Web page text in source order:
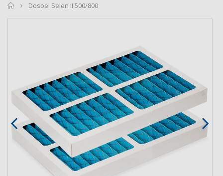
home
Dospel Selen II 500/800